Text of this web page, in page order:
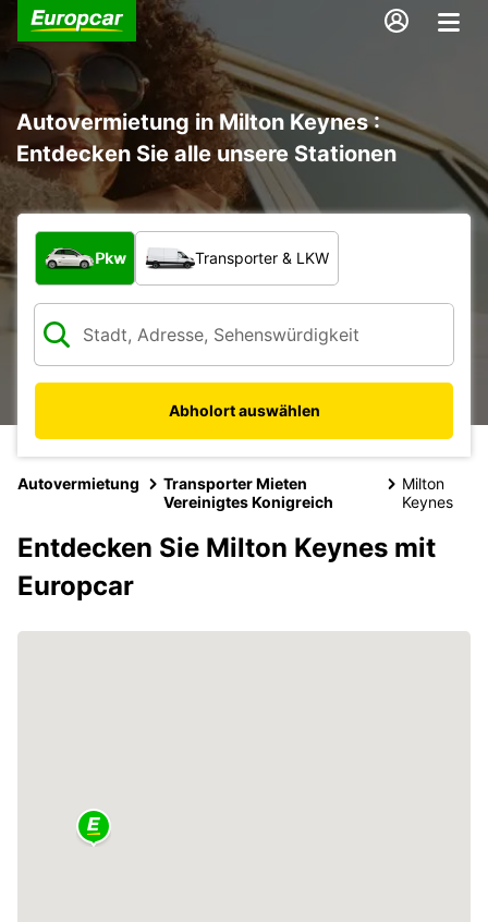
Autovermietung in Milton Keynes :
Entdecken Sie alle unsere Stationen
Welche Art von Fahrzeug?
Pkw Transporter & LKW
Abholort auswählen
Autovermietung
Transporter Mieten
Vereinigtes Konigreich
Milton
Keynes
Entdecken Sie Milton Keynes mit
Europcar